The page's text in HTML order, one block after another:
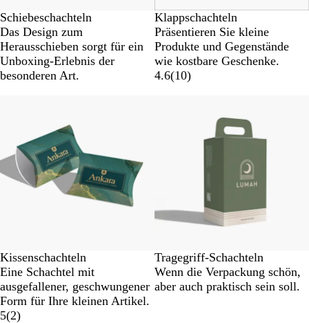
Schiebeschachteln
Das Design zum
Herausschieben sorgt für ein
Unboxing-Erlebnis der
besonderen Art.
Klappschachteln
Präsentieren Sie kleine
Produkte und Gegenstände
wie kostbare Geschenke.
4.6(10)
Kissenschachteln
Eine Schachtel mit
ausgefallener, geschwungener
Form für Ihre kleinen Artikel.
5(2)
Tragegriff-Schachteln
Wenn die Verpackung schön,
aber auch praktisch sein soll.